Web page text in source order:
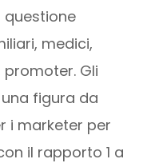
questione
medici,
Gli
figura da
i marketer per
il rapporto 1 a